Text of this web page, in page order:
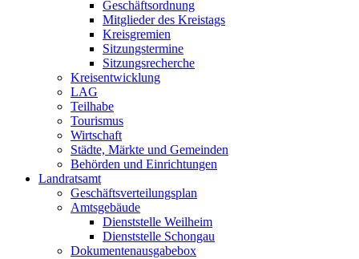
Geschäftsordnung
Mitglieder des Kreistags
Kreisgremien
Sitzungstermine
Sitzungsrecherche
Kreisentwicklung
LAG
Teilhabe
Tourismus
Wirtschaft
Städte, Märkte und Gemeinden
Behörden und Einrichtungen
Landratsamt
Geschäftsverteilungsplan
Amtsgebäude
Dienststelle Weilheim
Dienststelle Schongau
Dokumentenausgabebox